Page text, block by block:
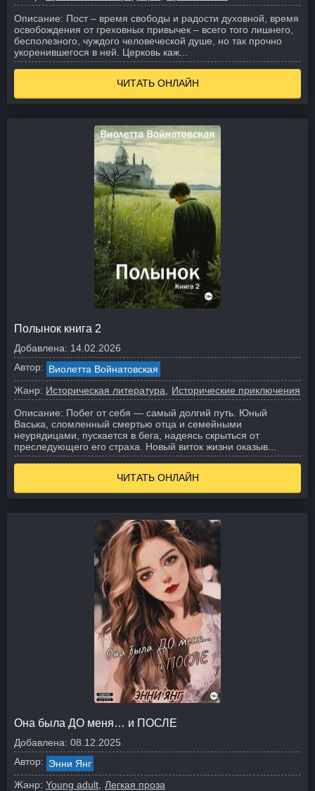
Описание: Пост – время свободы и радости духовной, время
освобождения от греховных привычек – всего того лишнего,
бесполезного, чуждого человеческой душе, но так прочно
укоренившегося в ней. Церковь каж...
ЧИТАТЬ ОНЛАЙН
Полынок книга 2
Добавлена: 14.02.2026
Автор: Виолетта Войнатовская
Жанр: Историческая литература
Исторические приключения
Описание: Побег от себя — самый долгий путь. Юный
Васька, сломленный смертью отца и семейными
неурядицами, пускается в бега, надеясь скрыться от
преследующего его страха. Новый виток жизни оказыв...
ЧИТАТЬ ОНЛАЙН
Она была ДО меня… и ПОСЛЕ
Добавлена: 08.12.2025
Автор: Энни Янг
Жанр: Young adult
Легкая проза